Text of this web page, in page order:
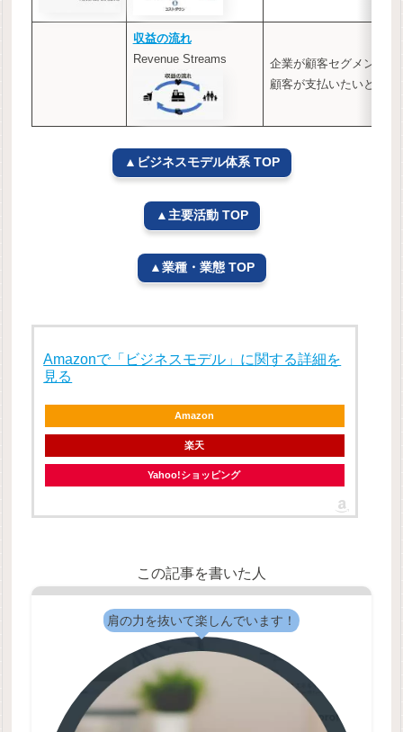
収益の流れ
Revenue Streams
企業が顧客セグメント
顧客が支払いたいと思
▲ビジネスモデル体系 TOP
▲主要活動 TOP
▲業種・業態 TOP
Amazonで「ビジネスモデル」に関する詳細を
見る
Amazon
楽天
Yahoo!ショッピング
この記事を書いた人
肩の力を抜いて楽しんでいます！